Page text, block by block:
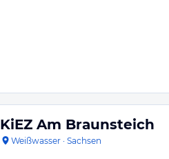
KiEZ Am Braunsteich
Weißwasser · Sachsen